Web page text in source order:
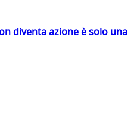
diventa azione è solo una